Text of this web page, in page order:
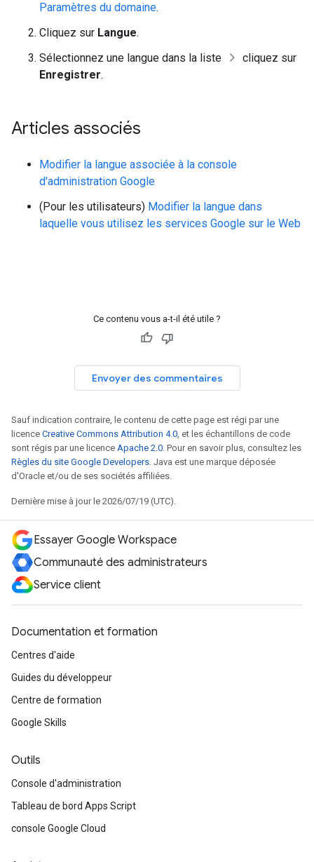
Paramètres du domaine.
Cliquez sur Langue.
Sélectionnez une langue dans la liste
cliquez sur
Enregistrer.
Articles associés
Modifier la langue associée à la console
d'administration Google
(Pour les utilisateurs) Modifier la langue dans
laquelle vous utilisez les services Google sur le Web
Ce contenu vous a-t-il été utile ?
Envoyer des commentaires
Sauf indication contraire, le contenu de cette page est régi par une
licence Creative Commons Attribution 4.0, et les échantillons de code
sont régis par une licence Apache 2.0. Pour en savoir plus, consultez les
Règles du site Google Developers. Java est une marque déposée
d'Oracle et/ou de ses sociétés affiliées.
Dernière mise à jour le 2026/07/19 (UTC).
Essayer Google Workspace
Communauté des administrateurs
Service client
Documentation et formation
Centres d'aide
Guides du développeur
Centre de formation
Google Skills
Outils
Console d'administration
Tableau de bord Apps Script
console Google Cloud